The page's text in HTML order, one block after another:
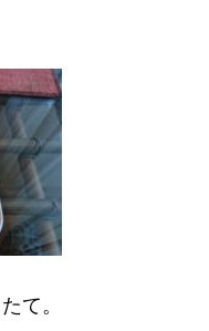
て。